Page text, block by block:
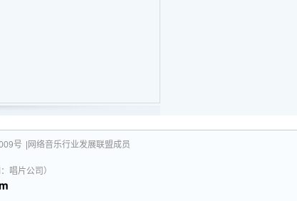
号 |网络音乐行业发展联盟成员
唱片公司）